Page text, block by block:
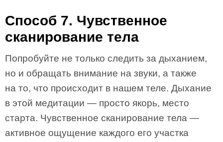
Способ 7. Чувственное
сканирование тела
Попробуйте не только следить за дыханием,
но и обращать внимание на звуки, а также
на то, что происходит в нашем теле. Дыхание
в этой медитации — просто якорь, место
старта. Чувственное сканирование тела —
активное ощущение каждого его участка